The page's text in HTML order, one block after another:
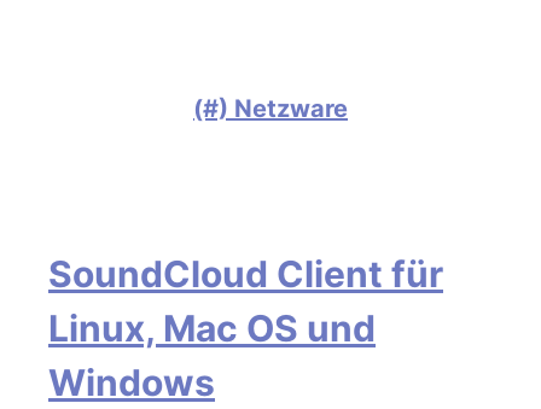
(#) Netzware
SoundCloud Client für
Linux, Mac OS und
Windows